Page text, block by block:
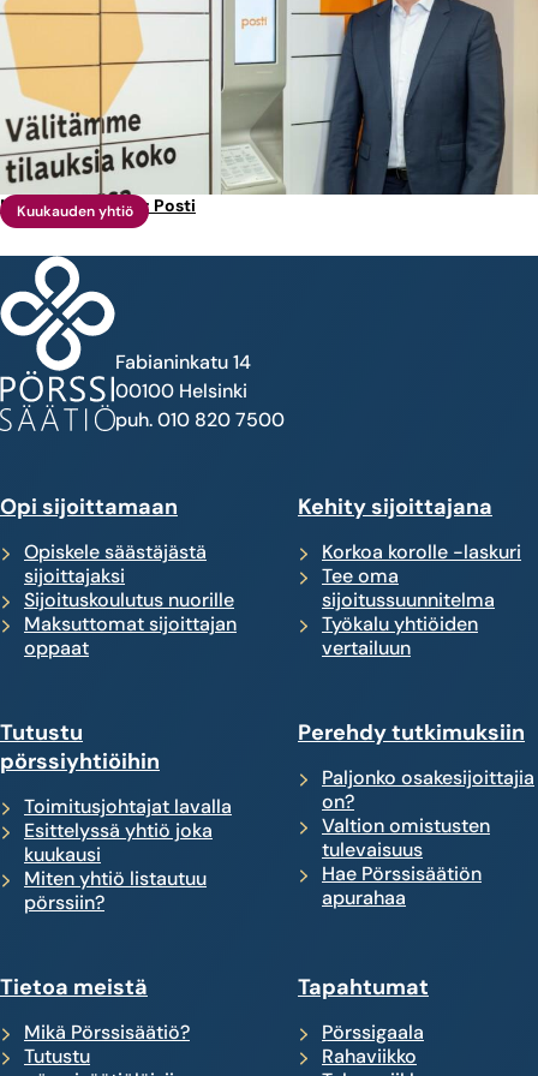
Kuukauden yhtiö
Marraskuun yhtiö: Posti
Fabianinkatu 14
00100 Helsinki
puh. 010 820 7500
Opi sijoittamaan
Opiskele säästäjästä
sijoittajaksi
Sijoituskoulutus nuorille
Maksuttomat sijoittajan
oppaat
Kehity sijoittajana
Korkoa korolle -laskuri
Tee oma
sijoitussuunnitelma
Työkalu yhtiöiden
vertailuun
Tutustu
pörssiyhtiöihin
Toimitusjohtajat lavalla
Esittelyssä yhtiö joka
kuukausi
Miten yhtiö listautuu
pörssiin?
Perehdy tutkimuksiin
Paljonko osakesijoittajia
on?
Valtion omistusten
tulevaisuus
Hae Pörssisäätiön
apurahaa
Tietoa meistä
Mikä Pörssisäätiö?
Tutustu
Tapahtumat
Pörssigaala
Rahaviikko